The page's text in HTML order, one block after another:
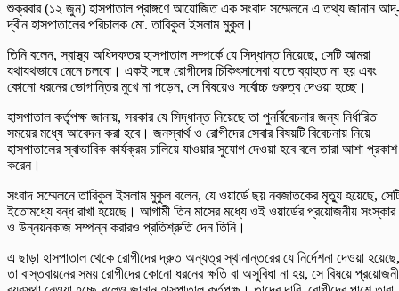
শুক্রবার (১২ জুন) হাসপাতাল প্রাঙ্গণে আয়োজিত এক সংবাদ সম্মেলনে এ তথ্য জানান
দ্বীন হাসপাতালের পরিচালক মো. তারিকুল ইসলাম মুকুল।
তিনি বলেন, স্বাস্থ্য অধিদফতর হাসপাতাল সম্পর্কে যে সিদ্ধান্ত নিয়েছে, সেটি আমরা
যথাযথভাবে মেনে চলবো। একই সঙ্গে রোগীদের চিকিৎসাসেবা যাতে ব্যাহত না হয় এবং
কোনো ধরনের ভোগান্তির মুখে না পড়েন, সে বিষয়েও সর্বোচ্চ গুরুত্ব দেওয়া হচ্ছে।
হাসপাতাল কর্তৃপক্ষ জানায়, সরকার যে সিদ্ধান্ত নিয়েছে তা পুনর্বিবেচনার জন্য নির্ধারিত
সময়ের মধ্যে আবেদন করা হবে। জনস্বার্থ ও রোগীদের সেবার বিষয়টি বিবেচনায় নিয়ে
হাসপাতালের স্বাভাবিক কার্যক্রম চালিয়ে যাওয়ার সুযোগ দেওয়া হবে বলে তারা আশা প্রকাশ
করেন।
সংবাদ সম্মেলনে তারিকুল ইসলাম মুকুল বলেন, যে ওয়ার্ডে ছয় নবজাতকের মৃত্যু হয়েছে,
ইতোমধ্যে বন্ধ রাখা হয়েছে। আগামী তিন মাসের মধ্যে ওই ওয়ার্ডের প্রয়োজনীয় সংস্কার
ও উন্নয়নকাজ সম্পন্ন করারও প্রতিশ্রুতি দেন তিনি।
এ ছাড়া হাসপাতাল থেকে রোগীদের দ্রুত অন্যত্র স্থানান্তরের যে নির্দেশনা দেওয়া হয়েছে,
তা বাস্তবায়নের সময় রোগীদের কোনো ধরনের ক্ষতি বা অসুবিধা না হয়, সে বিষয়ে